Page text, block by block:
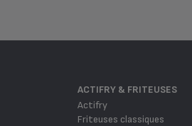
ACTIFRY & FRITEUSES
Actifry
Friteuses classiques